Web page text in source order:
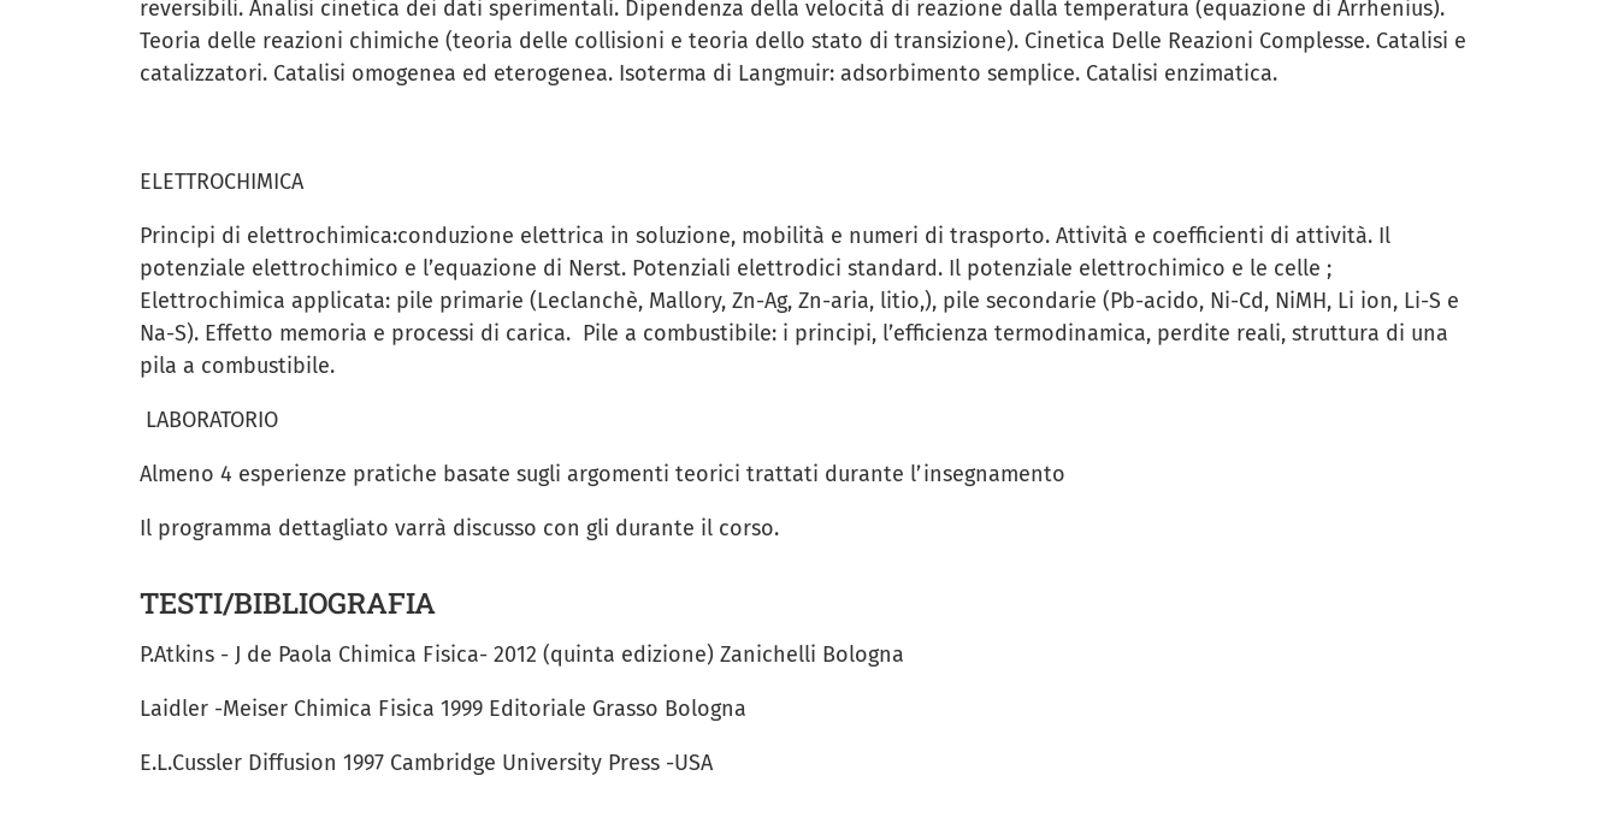
reversibili. Analisi cinetica dei dati sperimentali. Dipendenza della velocità di reazione dalla temperatura (equazione di Arrhenius).
Teoria delle reazioni chimiche (teoria delle collisioni e teoria dello stato di transizione). Cinetica Delle Reazioni Complesse. Catalisi e
catalizzatori. Catalisi omogenea ed eterogenea. Isoterma di Langmuir: adsorbimento semplice. Catalisi enzimatica.
ELETTROCHIMICA
Principi di elettrochimica:conduzione elettrica in soluzione, mobilità e numeri di trasporto. Attività e coefficienti di attività. Il
potenziale elettrochimico e l’equazione di Nerst. Potenziali elettrodici standard. Il potenziale elettrochimico e le celle ;
Elettrochimica applicata: pile primarie (Leclanchè, Mallory, Zn-Ag, Zn-aria, litio,), pile secondarie (Pb-acido, Ni-Cd, NiMH, Li ion, Li-S e
Na-S). Effetto memoria e processi di carica. Pile a combustibile: i principi, l’efficienza termodinamica, perdite reali, struttura di una
pila a combustibile.
LABORATORIO
Almeno 4 esperienze pratiche basate sugli argomenti teorici trattati durante l’insegnamento
Il programma dettagliato varrà discusso con gli durante il corso.
TESTI/BIBLIOGRAFIA
P.Atkins - J de Paola Chimica Fisica- 2012 (quinta edizione) Zanichelli Bologna
Laidler -Meiser Chimica Fisica 1999 Editoriale Grasso Bologna
E.L.Cussler Diffusion 1997 Cambridge University Press -USA